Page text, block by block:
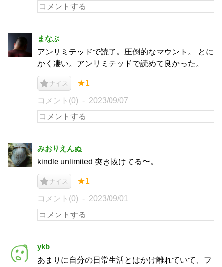
まなぶ
アンリミテッドで読了。圧倒的なマウント。 とに
かく凄い。アンリミテッドで読めて良かった。
ナイス ★1
コメント(0) 2023/09/07
みおりえんぬ
kindle unlimited 突き抜けてる〜。
ナイス ★1
コメント(0) 2023/09/01
ykb
あまりに自分の日常生活とはかけ離れていて、フ